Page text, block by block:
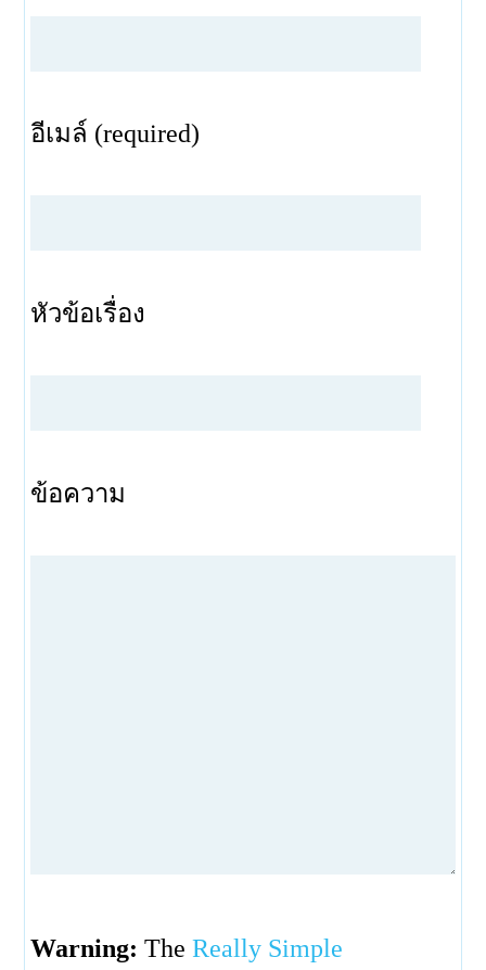
อีเมล์ (required)
หัวข้อเรื่อง
ข้อความ
Warning: TheReally Simple